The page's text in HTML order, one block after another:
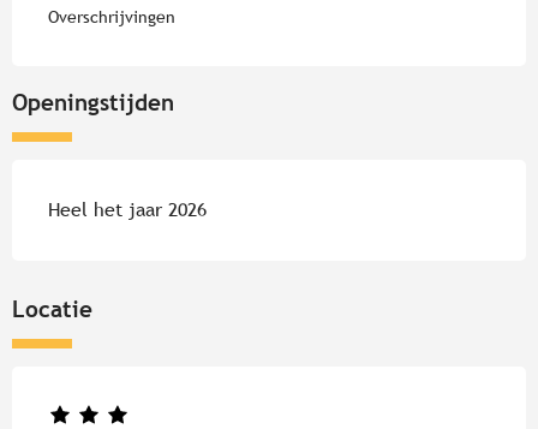
Overschrijvingen
Openingstijden
Heel het jaar 2026
Locatie